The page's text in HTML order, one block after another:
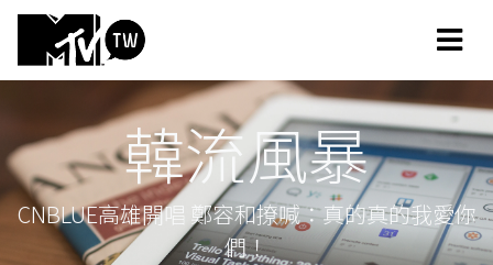
韓流風暴
CNBLUE高雄開唱 鄭容和撩喊：真的真的我愛你
們！